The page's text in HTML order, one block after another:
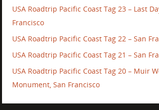
USA Roadtrip Pacific Coast Tag 23 – Last
Francisco
USA Roadtrip Pacific Coast Tag 22 – San
USA Roadtrip Pacific Coast Tag 21 – San
USA Roadtrip Pacific Coast Tag 20 – Muir
Monument, San Francisco